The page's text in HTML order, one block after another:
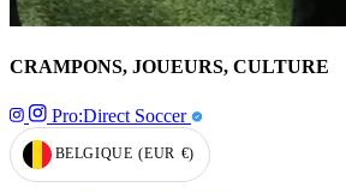
CRAMPONS, JOUEURS, CULTURE
Pro:Direct Soccer
GEOLOCATION BUTTON: BELGIQUE, EUR, €
BELGIQUE (EUR €)